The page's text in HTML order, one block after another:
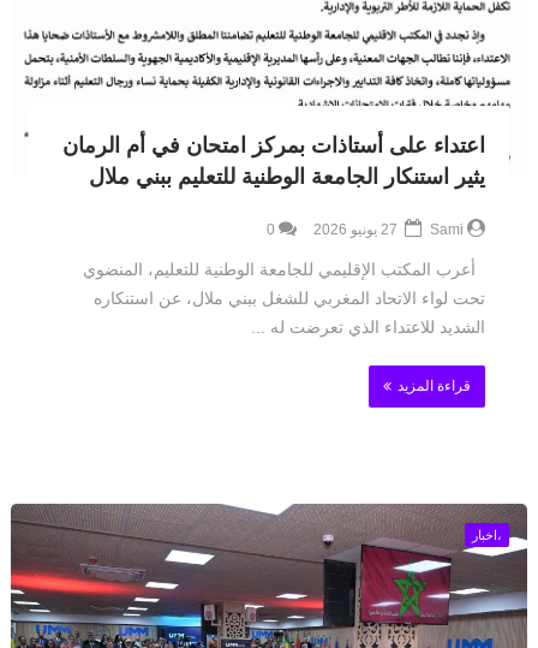
اعتداء على أستاذات بمركز امتحان في أم الرمان
يثير استنكار الجامعة الوطنية للتعليم ببني ملال
Sami
0
أعرب المكتب الإقليمي للجامعة الوطنية للتعليم، المنضوي
تحت لواء الاتحاد المغربي للشغل ببني ملال، عن استنكاره
الشديد للاعتداء الذي تعرضت له ...
قراءة المزيد
،اخبار